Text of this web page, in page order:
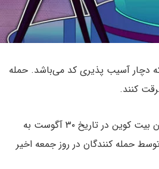
آسیب پذیری کد می‌باشد. حمله
کنند.
اگرچه این آسیب پذیری اولین بار توسط راستی راسل یکی از توسعه دهندگان بیت کوین در تاریخ ۳۰ آگوست به
حمله کنندگان در روز جمعه اخیر